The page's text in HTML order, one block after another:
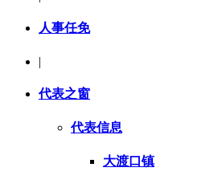
人事任免
|
代表之窗
代表信息
大渡口镇